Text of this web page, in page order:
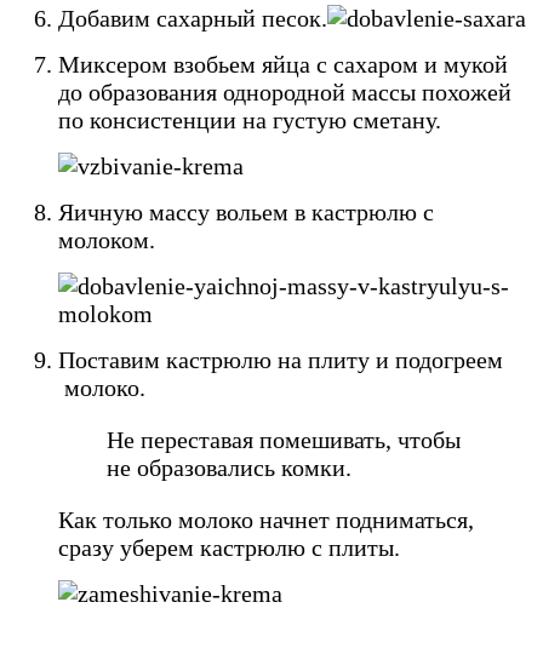
Добавим сахарный песок.
Миксером взобьем яйца с сахаром и мукой
до образования однородной массы похожей
по консистенции на густую сметану.
Яичную массу вольем в кастрюлю с
молоком.
Поставим кастрюлю на плиту и подогреем
молоко.
Не переставая помешивать, чтобы
не образовались комки.
Как только молоко начнет подниматься,
сразу уберем кастрюлю с плиты.